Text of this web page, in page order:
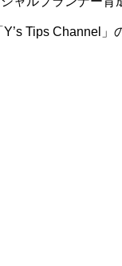
Tips Channel」